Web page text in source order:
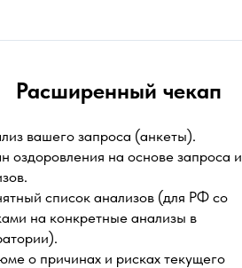
Расширенный чекап
вашего запроса (анкеты).
оздоровления на основе запроса и
список анализов (для РФ со
на конкретные анализы в
о причинах и рисках текущего